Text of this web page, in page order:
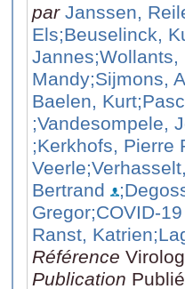
par Janssen,
Els;Beuselinck,
Jannes;Wollants,
Mandy;Sijmons,
Baelen, Kurt
;Vandesompele,
;Kerkhofs, Pierre
Veerle
Bertrand
Gregor;COVID-
Ranst, Katrien
Référence
Publication